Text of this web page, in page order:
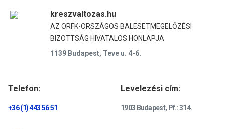
kreszvaltozas.hu
AZ ORFK-ORSZÁGOS BALESETMEGELŐZÉSI
BIZOTTSÁG HIVATALOS HONLAPJA
1139 Budapest, Teve u. 4-6.
Telefon:
+36 (1) 443 56 51
Levelezési cím:
1903 Budapest, Pf.: 314.